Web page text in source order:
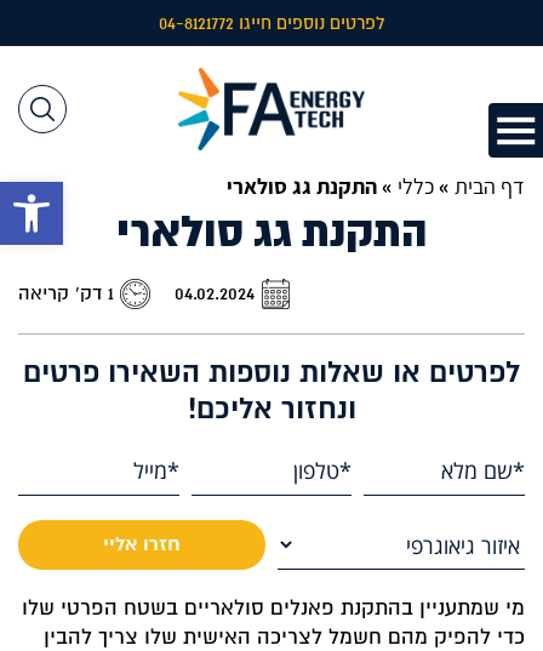
לפרטים נוספים חייגו 04-8121772
דף הבית »כללי »התקנת גג סולארי
התקנת גג סולארי
04.02.2024 1 דק’ קריאה
מי שמתעניין בהתקנת פאנלים סולאריים בשטח הפרטי שלו
כדי להפיק מהם חשמל לצריכה האישית שלו צריך להבין
לפרטים או שאלות נוספות השאירו פרטים
ונחזור אליכם!